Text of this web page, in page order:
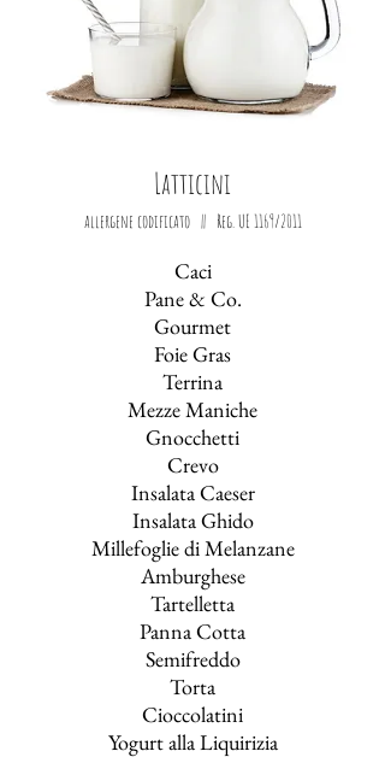
Latticini
allergene codificato || Reg. UE 1169/2011
Caci
Pane & Co.
Gourmet
Foie Gras
Terrina
Mezze Maniche
Gnocchetti
Crevo
Insalata Caeser
Insalata Ghido
Millefoglie di Melanzane
Amburghese
Tartelletta
Panna Cotta
Semifreddo
Torta
Cioccolatini
Yogurt alla Liquirizia